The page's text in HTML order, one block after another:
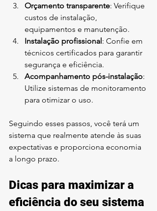
Orçamento transparente: Verifique
custos de instalação,
equipamentos e manutenção.
Instalação profissional: Confie em
técnicos certificados para garantir
segurança e eficiência.
Acompanhamento pós-instalação:
Utilize sistemas de monitoramento
para otimizar o uso.
Seguindo esses passos, você terá um
sistema que realmente atende às suas
expectativas e proporciona economia
a longo prazo.
Dicas para maximizar a
eficiência do seu sistema